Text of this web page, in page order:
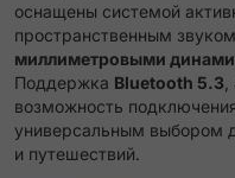
оснащены системой
пространственным
миллиметровыми
Поддержка Bluetooth 5.3
возможность
универсальным выбором
и путешествий.